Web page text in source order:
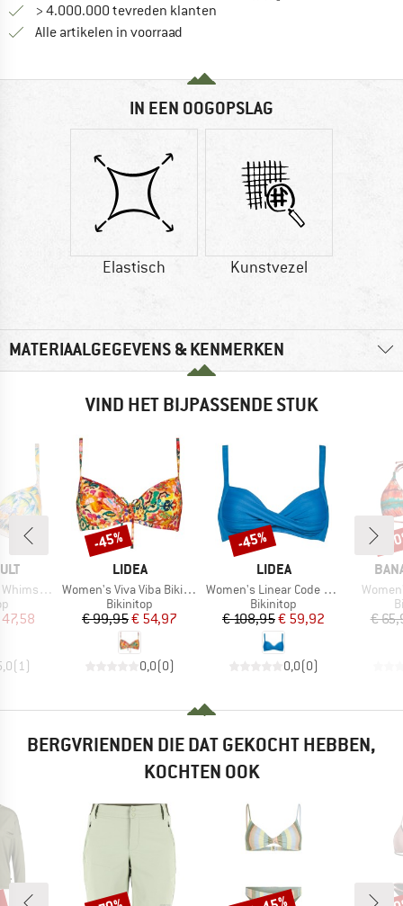
> 4.000.000 tevreden klanten
Alle artikelen in voorraad
IN EEN OOGOPSLAG
Elastisch Kunstvezel
MATERIAALGEGEVENS & KENMERKEN
VIND HET BIJPASSENDE STUK
Bikini Top
prijs
( 1)
MERK
LIDEA
Artikel
Women's Viva Viba Bikini Top
Productgroep
Bikinitop
Prijs
€ 99,95Verlaagde prijs
€ 54,97
0,0(0)
Korting
-45%
MERK
LIDEA
Artikel
Women's Linear Code Cross-Over Bikini Top
Productgroep
Bikinitop
Prijs
€ 108,95Verlaagde prijs
€ 59,92
0,0(0)
Korting
-45%
Artikel
€
-
BERGVRIENDEN DIE DAT GEKOCHT HEBBEN,
KOCHTEN OOK